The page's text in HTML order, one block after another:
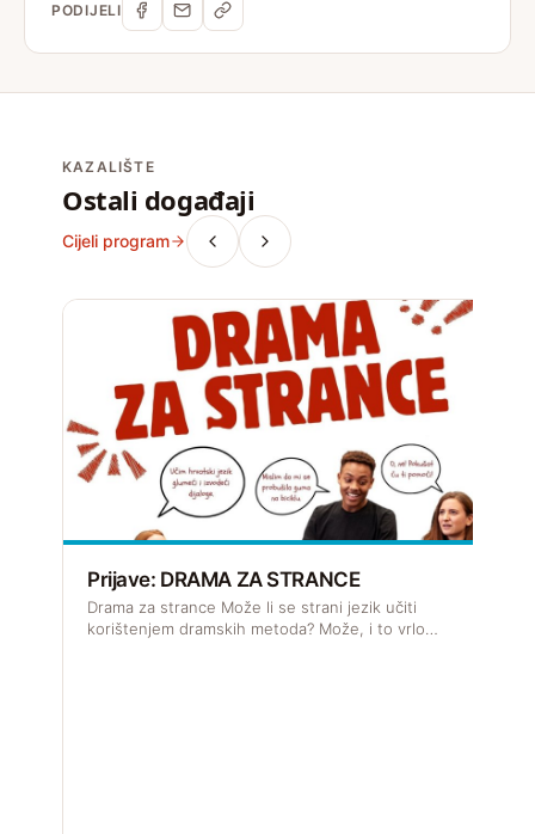
PODIJELI
KAZALIŠTE
Ostali događaji
Cijeli program
Prijave: DRAMA ZA STRANCE
Drama za strance Može li se strani jezik učiti
korištenjem dramskih metoda? Može, i to vrlo…